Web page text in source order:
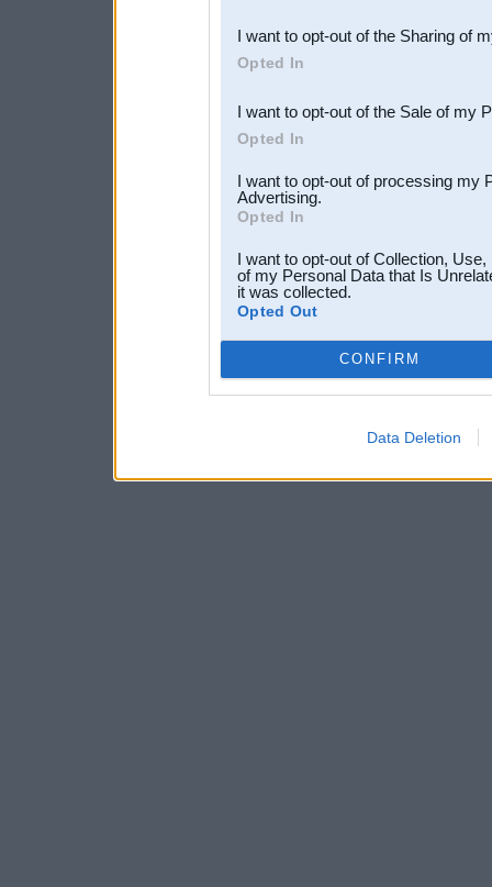
Downstream Participants
third parties.
I want to opt-out of the Sharing of
Opted In
I want to opt-out of the Sale of my
Opted In
I want to opt-out of processing my
Advertising.
Opted In
I want to opt-out of Collection,
of my Personal Data that Is
it was collected.
Opted Out
CONFIRM
Data Deletion